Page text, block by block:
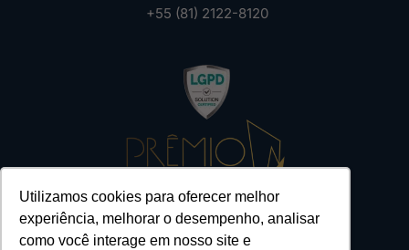
Utilizamos cookies para oferecer melhor
experiência, melhorar o desempenho, analisar
como você interage em nosso site e
+55 (81) 2122-8120